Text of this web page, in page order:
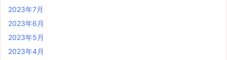
2023年7月
2023年6月
2023年5月
2023年4月